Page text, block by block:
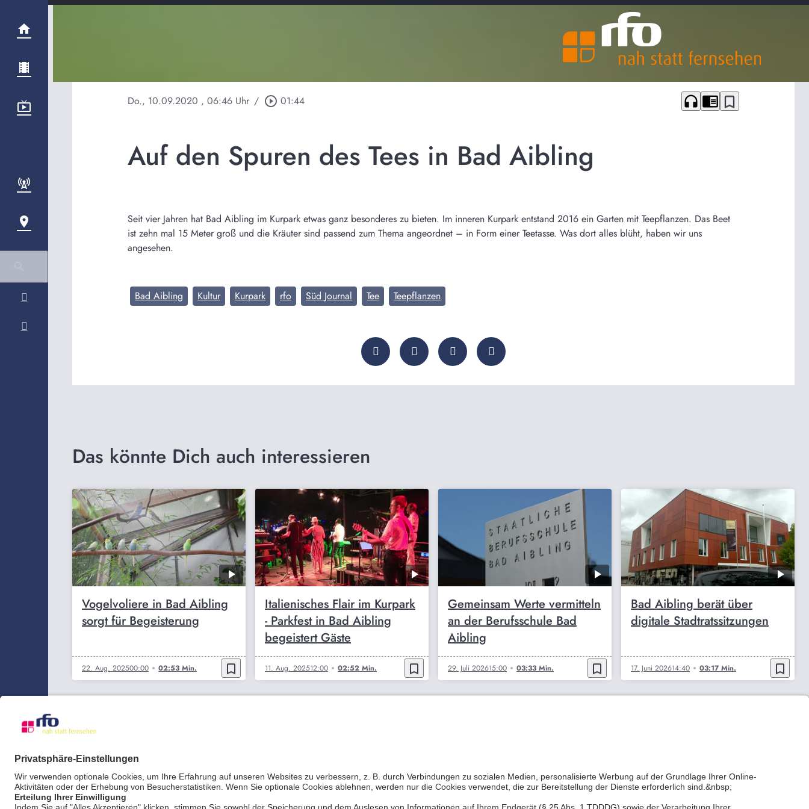
Do., 10.09.2020 , 06:46 Uhr / play_circle_outline 01:44 headphones chrome_reader_mode bookmark_border
Auf den Spuren des Tees in Bad Aibling
Seit vier Jahren hat Bad Aibling im Kurpark etwas ganz besonderes zu bieten. Im inneren Kurpark entstand 2016 ein Garten mit Teepflanzen. Das Beet
ist zehn mal 15 Meter groß und die Kräuter sind passend zum Thema angeordnet – in Form einer Teetasse. Was dort alles blüht, haben wir uns
angesehen.
Bad Aibling Kultur Kurpark rfo Süd Journal Tee Teepflanzen
Das könnte Dich auch interessieren
Vogelvoliere in Bad Aibling
sorgt für Begeisterung
22. Aug. 202500:00 02:53 Min. bookmark_border
Italienisches Flair im Kurpark
- Parkfest in Bad Aibling
begeistert Gäste
11. Aug. 202512:00 02:52 Min. bookmark_border
Gemeinsam Werte vermitteln
an der Berufsschule Bad
Aibling
29. Juli 202615:00 03:33 Min. bookmark_border
Bad Aibling berät über
digitale Stadtratssitzungen
17. Juni 202614:40 03:17 Min. bookmark_border